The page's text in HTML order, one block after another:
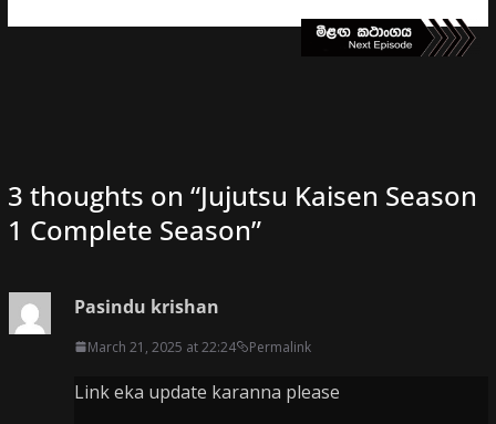
3 thoughts on “Jujutsu Kaisen Season
1 Complete Season”
Pasindu krishan
March 21, 2025 at 22:24 Permalink
Link eka update karanna please